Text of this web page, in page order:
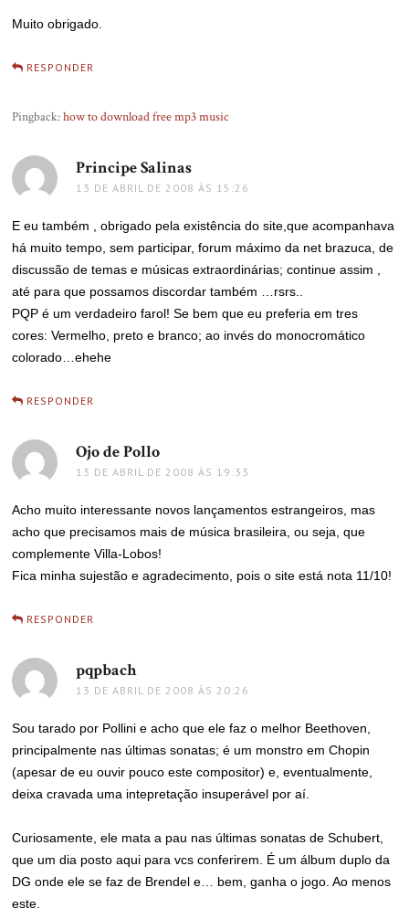
Muito obrigado.
RESPONDER
Pingback:how to download free mp3 music
Principe Salinas
13 DE ABRIL DE 2008 ÀS 15:26
E eu também , obrigado pela existência do site,que acompanhava
há muito tempo, sem participar, forum máximo da net brazuca, de
discussão de temas e músicas extraordinárias; continue assim ,
até para que possamos discordar também …rsrs..
PQP é um verdadeiro farol! Se bem que eu preferia em tres
cores: Vermelho, preto e branco; ao invés do monocromático
colorado…ehehe
RESPONDER
Ojo de Pollo
13 DE ABRIL DE 2008 ÀS 19:33
Acho muito interessante novos lançamentos estrangeiros, mas
acho que precisamos mais de música brasileira, ou seja, que
complemente Villa-Lobos!
Fica minha sujestão e agradecimento, pois o site está nota 11/10!
RESPONDER
pqpbachdisse:
13 DE ABRIL DE 2008 ÀS 20:26
Sou tarado por Pollini e acho que ele faz o melhor Beethoven,
principalmente nas últimas sonatas; é um monstro em Chopin
(apesar de eu ouvir pouco este compositor) e, eventualmente,
deixa cravada uma intepretação insuperável por aí.
Curiosamente, ele mata a pau nas últimas sonatas de Schubert,
que um dia posto aqui para vcs conferirem. É um álbum duplo da
DG onde ele se faz de Brendel e… bem, ganha o jogo. Ao menos
este.